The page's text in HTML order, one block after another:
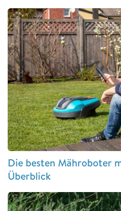
Die besten Mähroboter
Überblick